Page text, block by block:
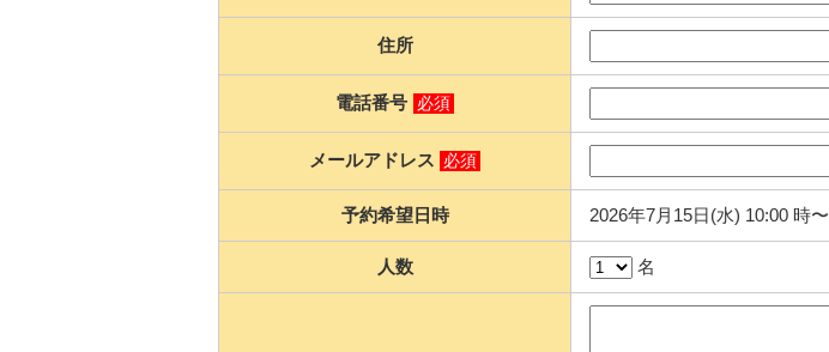
住所
電話番号 必須
メールアドレス 必須
予約希望日時 2026年7月15日(水) 10:00 時〜
人数 名